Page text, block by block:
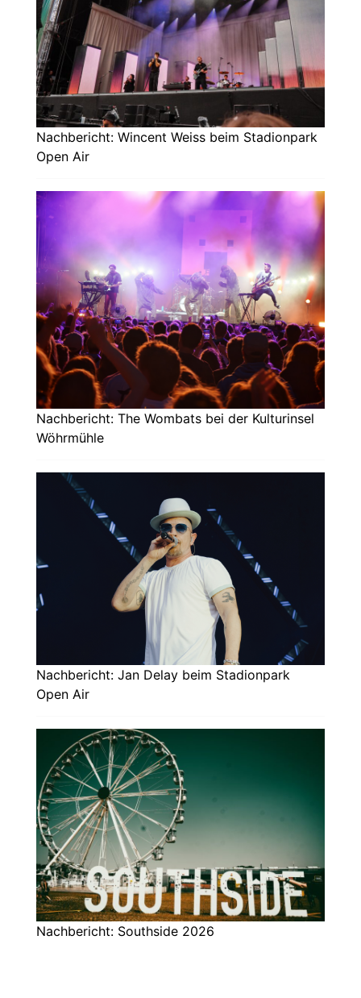
Nachbericht: Wincent Weiss beim Stadionpark
Open Air
Nachbericht: The Wombats bei der Kulturinsel
Wöhrmühle
Nachbericht: Jan Delay beim Stadionpark
Open Air
Nachbericht: Southside 2026